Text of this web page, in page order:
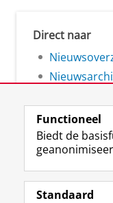
Direct naar
Volg
Functioneel
Biedt de
Standaard